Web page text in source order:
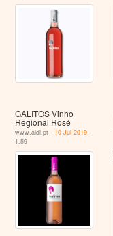
GALITOS Vinho
Regional Rosé
www.aldi.pt - 10 Jul 2019 -
1.59